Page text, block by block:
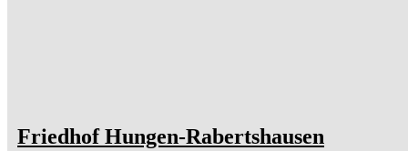
Friedhof Hungen-Rabertshausen